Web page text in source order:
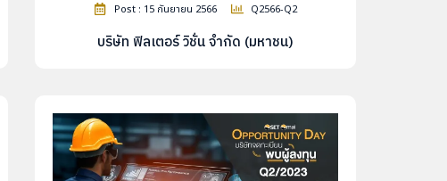
Post : 15 กันยายน 2566 Q2566-Q2
บริษัท ฟิลเตอร์ วิชั่น จำกัด (มหาชน)